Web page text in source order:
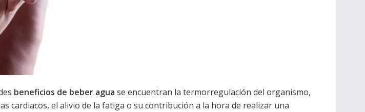
beneficios de beber agua se encuentran la termorregulación del organismo,
cardiacos, el alivio de la fatiga o su contribución a la hora de realizar una